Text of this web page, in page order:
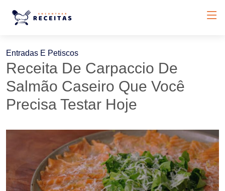
Entradas E Petiscos
Receita De Carpaccio De
Salmão Caseiro Que Você
Precisa Testar Hoje